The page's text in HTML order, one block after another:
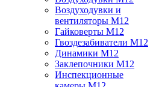
Воздуходувки и
вентиляторы M12
Гайковерты M12
Гвоздезабиватели M12
Динамики M12
Заклепочники M12
Инспекционные